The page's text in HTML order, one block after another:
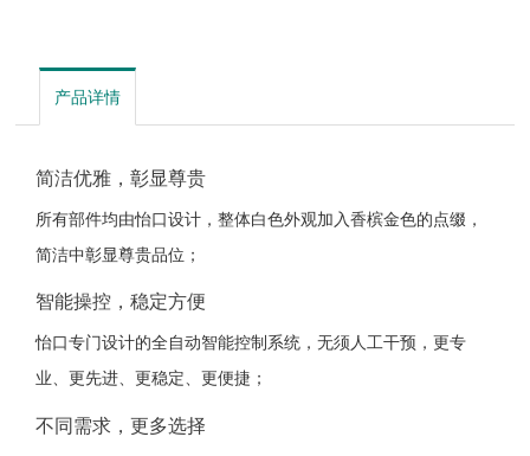
产品详情
简洁优雅，彰显尊贵
所有部件均由怡口设计，整体白色外观加入香槟金色的点缀，
简洁中彰显尊贵品位；
智能操控，稳定方便
怡口专门设计的全自动智能控制系统，无须人工干预，更专
业、更先进、更稳定、更便捷；
不同需求，更多选择